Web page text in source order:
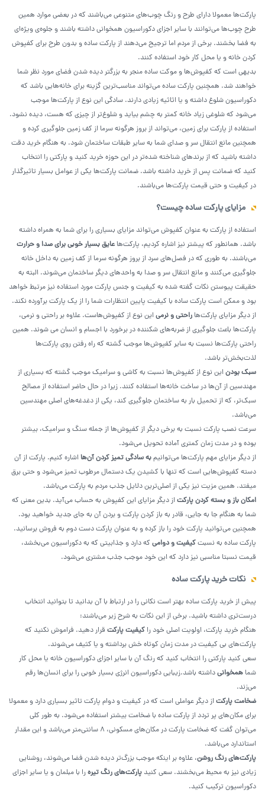
پارکت‌ها معمولا دارای طرح و رنگ چوب‌های متنوعی می‌باشند که در بعضی موارد همین
طرح چوب‌ها می‌توانند با سایر اجزای دکوراسیون همخوانی داشته باشند و جلوه‌ی ویژه‌ای
به فضا بخشند. برخی از مردم اما ترجیح می‌دهند از پارکت ساده و بدون طرح برای کفپوش
کردن خانه و یا محل کار خود استفاده کنند.
بدیهی است که کفپوش‌ها و موکت ساده منجر به بزرگتر دیده شدن فضای مورد نظر شما
خواهند شد. همچنین پارکت ساده می‌تواند مناسب‌ترین گزینه برای خانه‌هایی باشد که
دکوراسیون شلوغ داشته و یا اثاثیه زیادی دارند. سادگی این نوع از پارکت‌ها موجب
می‌شود که شلوغی زیاد خانه کمتر به چشم بیاید و شلوغ‌تر از چیزی که هست، دیده نشود.
استفاده از پارکت برای زمین، می‌تواند از بروز هرگونه سرما از کف زمین جلوگیری کرده و
همچنین مانع انتقال سر و صدای شما به سایر طبقات ساختمان شود. به هنگام خرید دقت
داشته باشید که از برندهای شناخته شده‌تر در این حوزه خرید کنید و پارکتی را انتخاب
کنید که ضمانت پس از خرید داشته باشد. ضمانت پارکت‌ها یکی از عوامل بسیار تاثیرگذار
در کیفیت و حتی قیمت پارکت‌ها می‌باشند.
مزایای پارکت ساده چیست؟
استفاده از پارکت به عنوان کفپوش می‌تواند مزایای بسیاری را برای شما به همراه داشته
باشد. همانطور که پیشتر نیز اشاره کردیم، پارکت‌هاعایق بسیار خوبی برای صدا و حرارت
می‌باشند. به طوری که در فصل‌های سرد از بروز هرگونه سرما از کف زمین به داخل خانه
جلوگیری می‌کنند و مانع انتقال سر و صدا به واحدهای دیگر ساختمان می‌شوند. البته به
حقیقت پیوستن نکات گفته شده به کیفیت و جنس پارکت مورد استفاده نیز مرتبط خواهد
بود و ممکن است پارکت ساده با کیفیت پایین انتظارات شما را از یک پارکت برآورده نکند.
از دیگر مزایای پارکت‌ها راحتی و نرمیاین نوع از کفپوش‌هاست. علاوه بر راحتی و نرمی،
پارکت‌ها باعث جلوگیری از ضربه‌های شکننده در برخورد با اجسام و انسان می شوند. همین
راحتی پارکت‌ها نسبت به سایر کفپوش‌ها موجب گشته که راه رفتن روی پارکت‌ها
لذت‌بخش‌تر باشد.
سبک بودناین نوع از کفپوش‌ها نسبت به کاشی و سرامیک موجب گشته که بسیاری از
مهندسین از آن‌ها در ساخت خانه‌ها استفاده کنند. زیرا در حال حاضر استفاده از مصالح
سبک‌تر، که از تحمیل بار به ساختمان جلوگیری کند، یکی از دغدغه‌های اصلی مهندسین
می‌باشد.
سرعت نصب پارکت نسبت به برخی دیگر از کفپوش‌ها از جمله سنگ و سرامیک، بیشتر
بوده و در مدت زمان کمتری آماده تحویل می‌شود.
از دیگر مزایای مهم پارکت‌ها می‌توانیمبه سادگی تمیز کردن آن‌ها اشاره کنیم. پارکت از آن
دسته کفپوش‌هایی است که تنها با کشیدن یک دستمال مرطوب تمیز می‌شود و حتی برق
میفتد. همین مزیت نیز یکی از اصلی‌ترین دلایل جذب مردم به پارکت می‌باشد.
امکان باز و بسته کردن پارکتاز دیگر مزایای این کفپوش به حساب می‌آید. بدین معنی که
شما به هنگام جا به جایی، قادر به باز کردن پارکت و بردن آن به جای جدید خواهید بود.
همچنین می‌توانید پارکت خود را باز کرده و به عنوان پارکت دست دوم به فروش برسانید.
پارکت ساده به نسبتکیفیت و دوامی که دارد و جذابیتی که به دکوراسیون می‌بخشد،
قیمت نسبتا مناسبی نیز دارد که این خود موجب جذب مشتری می‌شود.
نکات خرید پارکت ساده
پیش از خرید پارکت ساده بهتر است نکانی را در ارتباط با آن بدانید تا بتوانید انتخاب
درست‌تری داشته باشید. برخی از این نکات به شرح زیر می‌باشند:
هنگام خرید پارکت، اولویت اصلی خود را کیفیت پارکت قرار دهید. فراموش نکنید که
پارکت‌های بی کیفیت در مدت زمان کوتاه خش برداشته و یا کثیف می‌شوند.
سعی کنید پارکتی را انتخاب کنید که رنگ آن با سایر اجزای دکوراسیون خانه یا محل کار
شما همخوانیداشته باشد.زیبایی دکوراسیون انرژی بسیار خوبی را برای انسان‌ها رقم
می‌زند.
ضخامت پارکتاز دیگر عواملی است که در کیفیت و دوام پارکت تاثیر بسیاری دارد و معمولا
برای مکان‌های پر تردد از پارکت ساده با ضخامت بیشتر استفاده می‌شود. به طور کلی
می‌توان گفت که ضخامت پارکت در مکان‌های مسکونی، ۸ سانتی‌متر می‌باشد و این مقدار
استاندارد می‌باشد.
پارکت‌های رنگ روشن، علاوه بر اینکه موجب بزرگ‌تر دیده شدن فضا می‌شوند، روشنایی
زیادی نیز به محیط می‌بخشند. سعی کنیدپارکت‌های رنگ تیرهرا با مبلمان و یا سایر اجزای
دکوراسیون ترکیب کنید.